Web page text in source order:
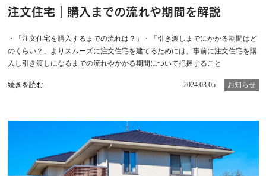
注文住宅｜購入までの流れや期間を解説
・「注文住宅を購入するまでの流れは？」・「引き渡しまでにかかる期間はど
のくらい？」よりスムーズに注文住宅を建てるためには、事前に注文住宅を購
入し引き渡しになるまでの流れやかかる期間について把握すること
続きを読む 2024.03.05 お知らせ